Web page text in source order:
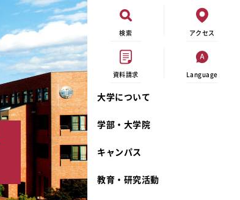
検索 アクセス
資料請求 Language
大学について
宮城学院 校歌
礼拝堂
学部・大学院
キャンパス
奨学金
教育・研究活動動物実験に関する情報公開